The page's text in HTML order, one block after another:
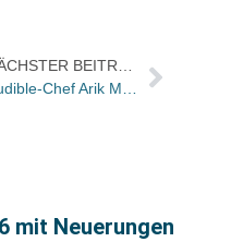
mit Neuerungen